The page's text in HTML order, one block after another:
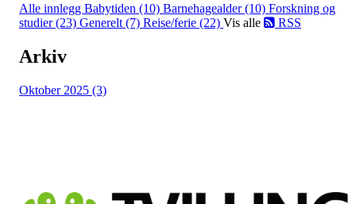
Alle innlegg Babytiden (10) Barnehagealder (10) Forskning og
studier (23) Generelt (7) Reise/ferie (22) Vis alle RSS
Arkiv
Oktober 2025 (3)